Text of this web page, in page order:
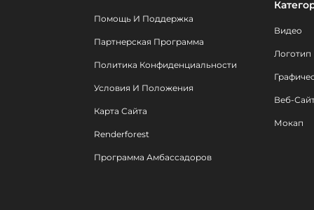
Помощь И Поддержка
Партнерская Программа
Политика Конфиденциальности
Условия И Положения
Карта Сайта
Renderforest
Программа Амбассадоров
Видео
Логотип
Веб-
Мокап